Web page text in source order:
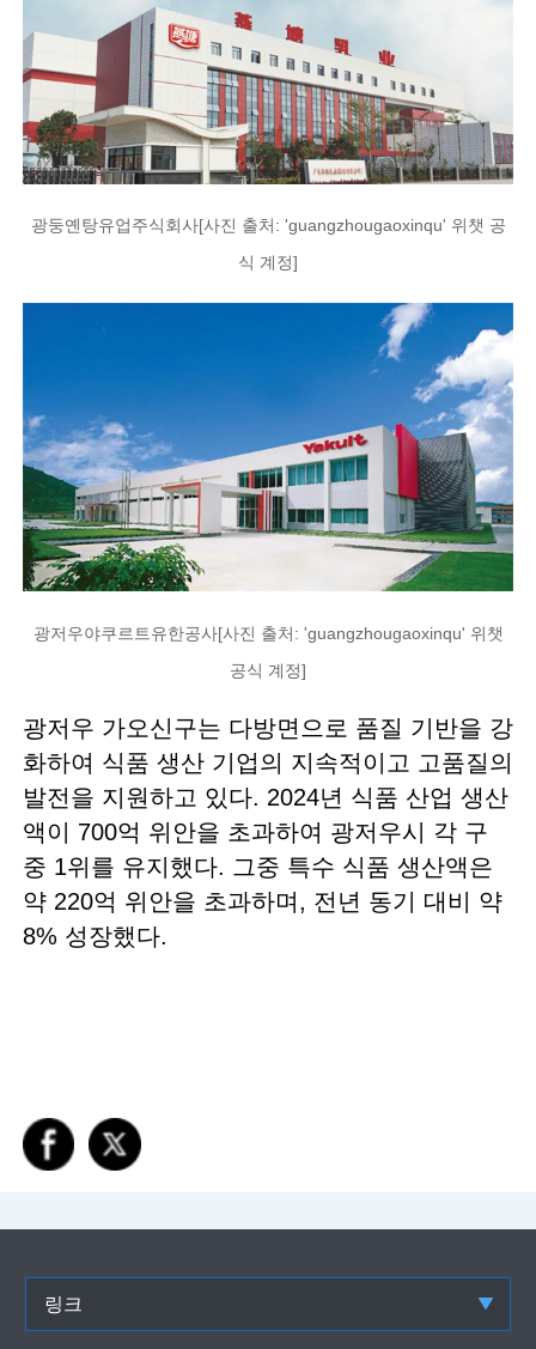
광둥옌탕유업주식회사[사진 출처: 'guangzhougaoxinqu' 위챗 공
식 계정]
광저우야쿠르트유한공사[사진 출처: 'guangzhougaoxinqu' 위챗
공식 계정]
광저우 가오신구는 다방면으로 품질 기반을 강
화하여 식품 생산 기업의 지속적이고 고품질의
발전을 지원하고 있다. 2024년 식품 산업 생산
액이 700억 위안을 초과하여 광저우시 각 구
중 1위를 유지했다. 그중 특수 식품 생산액은
약 220억 위안을 초과하며, 전년 동기 대비 약
8% 성장했다.
링크